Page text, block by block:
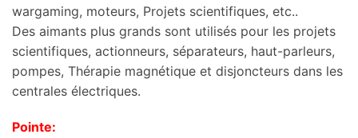
wargaming, moteurs, Projets scientifiques, etc..
Des aimants plus grands sont utilisés pour les projets
scientifiques, actionneurs, séparateurs, haut-parleurs,
pompes, Thérapie magnétique et disjoncteurs dans les
centrales électriques.
Pointe: